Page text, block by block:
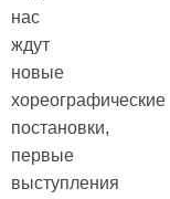
нас
ждут
новые
хореографические
постановки,
первые
выступления